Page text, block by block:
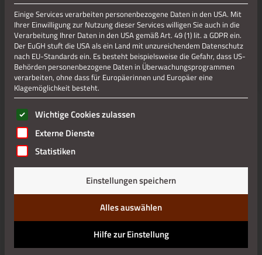
Jetzt teilen
Jetzt teilen
Impressum
Einige Services verarbeiten personenbezogene Daten in den USA. Mit
Ihrer Einwilligung zur Nutzung dieser Services willigen Sie auch in die
Verarbeitung Ihrer Daten in den USA gemäß Art. 49 (1) lit. a GDPR ein.
Der EuGH stuft die USA als ein Land mit unzureichendem Datenschutz
nach EU-Standards ein. Es besteht beispielsweise die Gefahr, dass US-
Behörden personenbezogene Daten in Überwachungsprogrammen
verarbeiten, ohne dass für Europäerinnen und Europäer eine
Klagemöglichkeit besteht.
Es folgt eine Liste der Service-Gruppen, für die eine
Wichtige Cookies zulassen
Externe Dienste
Statistiken
Einstellungen speichern
Alles auswählen
Hilfe zur Einstellung